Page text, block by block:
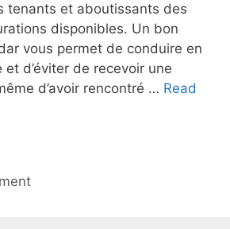
tenants et aboutissants des
disponibles. Un bon
vous permet de conduire en
d’éviter de recevoir une
d’avoir rencontré … Read